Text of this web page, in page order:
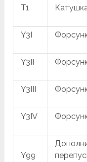
T1
Y3I
Y3II
Y3III
Y3IV
Y99